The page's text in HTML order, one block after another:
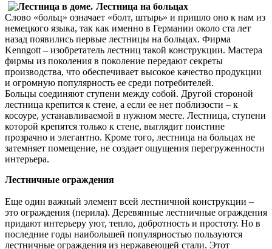
Лестница на больцах
Слово «больц» означает «болт, штырь» и пришло оно к нам из
немецкого языка, так как именно в Германии около ста лет
назад появились первые лестницы на больцах. Фирма
Kenngott – изобретатель лестниц такой конструкции. Мастера
фирмы из поколения в поколение передают секреты
производства, что обеспечивает высокое качество продукции
и огромную популярность ее среди потребителей.
Больцы соединяют ступени между собой. Другой стороной
лестница крепится к стене, а если ее нет поблизости – к
косоуре, устанавливаемой в нужном месте. Лестница, ступени
которой крепятся только к стене, выглядит поистине
прозрачно и элегантно. Кроме того, лестница на больцах не
затемняет помещение, не создает ощущения перегруженности
интерьера.
Лестничные ограждения
Еще один важный элемент всей лестничной конструкции –
это ограждения (перила). Деревянные лестничные ограждения
придают интерьеру уют, тепло, добротность и простоту. Но в
последние годы наибольшей популярностью пользуются
лестничные ограждения из нержавеющей стали. Этот